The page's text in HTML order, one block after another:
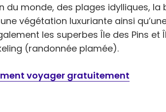
du monde, des plages idylliques, la
végétation luxuriante ainsi
les superbes Île des Pins et
(randonnée plamée).
voyager gratuitement